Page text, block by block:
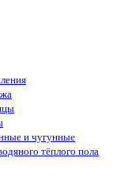
и чугунные
тёплого пола